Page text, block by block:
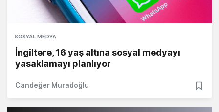
SOSYAL MEDYA
İngiltere, 16 yaş altına sosyal medyayı
yasaklamayı planlıyor
Candeğer Muradoğlu